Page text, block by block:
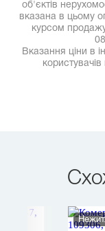
об'єктів
вказана в цьому
курсом
Вказання ціни в
користувачів